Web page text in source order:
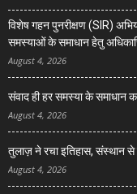
विशेष गहन पुनरीक्षण (SIR)
समस्याओं के समाधान हेतु
August 4, 2026
संवाद ही हर समस्या के समाधान
August 4, 2026
तुलाज़ ने रचा इतिहास, संस्थान से
August 4, 2026